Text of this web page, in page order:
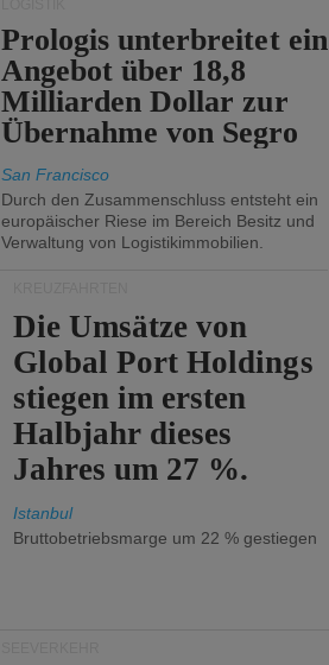
Prologis unterbreitet ein
Angebot über 18,8
Milliarden Dollar zur
Übernahme von Segro
San Francisco
Durch den Zusammenschluss entsteht ein
europäischer Riese im Bereich Besitz und
Verwaltung von Logistikimmobilien.
Die Umsätze von
Global Port Holdings
stiegen im ersten
Halbjahr dieses
Jahres um 27 %.
Istanbul
Bruttobetriebsmarge um 22 % gestiegen